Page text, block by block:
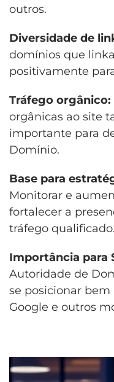
outros.
Diversidade de
domínios que
positivamente
Tráfego orgânico:
orgânicas ao site
importante para
Domínio.
Base para
Monitorar e
fortalecer a
tráfego qualificado.
Importância para
Autoridade de
se posicionar
Google e outros